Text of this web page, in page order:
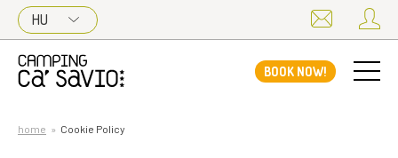
HU
BOOK NOW!
home Cookie Policy